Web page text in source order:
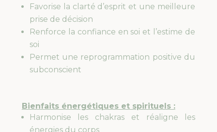
Favorise la clarté d’esprit et une meilleure
prise de décision
Renforce la confiance en soi et l’estime de
soi
Permet une reprogrammation positive du
subconscient
Bienfaits énergétiques et spirituels :
Harmonise les chakras et réaligne les
énergies du corps